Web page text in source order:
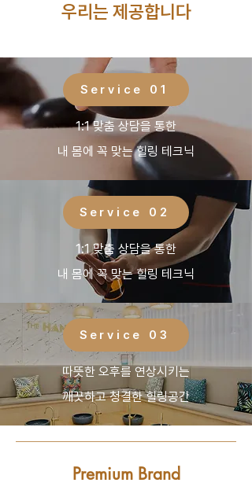
우리는 제공합니다
Service 01
1:1 맞춤 상담을 통한
내 몸에 꼭 맞는 힐링 테크닉
Service 02
1:1 맞춤 상담을 통한
내 몸에 꼭 맞는 힐링 테크닉
Service 03
따뜻한 오후를 연상시키는
​깨끗하고 청결한 힐링공간
Premium Brand